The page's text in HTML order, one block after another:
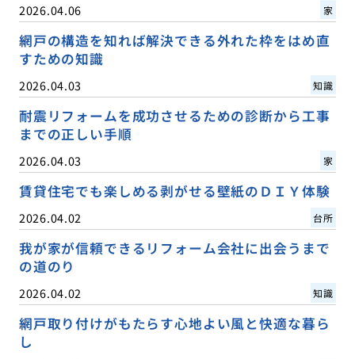
2026.04.06 家
網戸の構造を知れば解決できる外れた枠をはめ直
すための知識
2026.04.03 知識
耐震リフォームを成功させるための診断から工事
までの正しい手順
2026.04.03 家
賃貸住宅でも楽しめる剥がせる壁紙のＤＩＹ体験
2026.04.02 台所
我が家が信頼できるリフォーム会社に出会うまで
の道のり
2026.04.02 知識
網戸取り付けがもたらす心地よい風と快適な暮ら
し